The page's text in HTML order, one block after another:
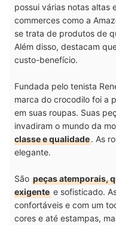
possui várias notas altas
commerces como a
se trata de produtos de
Além disso, destacam
custo-benefício.
Fundada pelo tenista
marca do crocodilo foi a
em suas roupas. Suas
invadiram o mundo da
classe e qualidade. As
elegante.
São peças atemporais,
exigente e sofisticado.
confortáveis e com um
cores e até estampas,